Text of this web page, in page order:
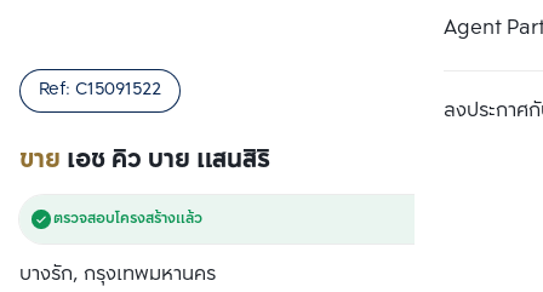
Agent
ลงประกาศกั
ขาย เอช คิว บาย แสนสิริ
Ref: C15091522
ตรวจสอบโครงสร้างแล้ว
บางรัก, กรุงเทพมหานคร